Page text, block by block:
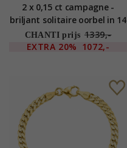
2 x 0,15 ct campagne -
briljant solitaire oorbel in 14
karaat goud met diamant
CHANTI prijs 1339,-
EXTRA 20% 1072,-